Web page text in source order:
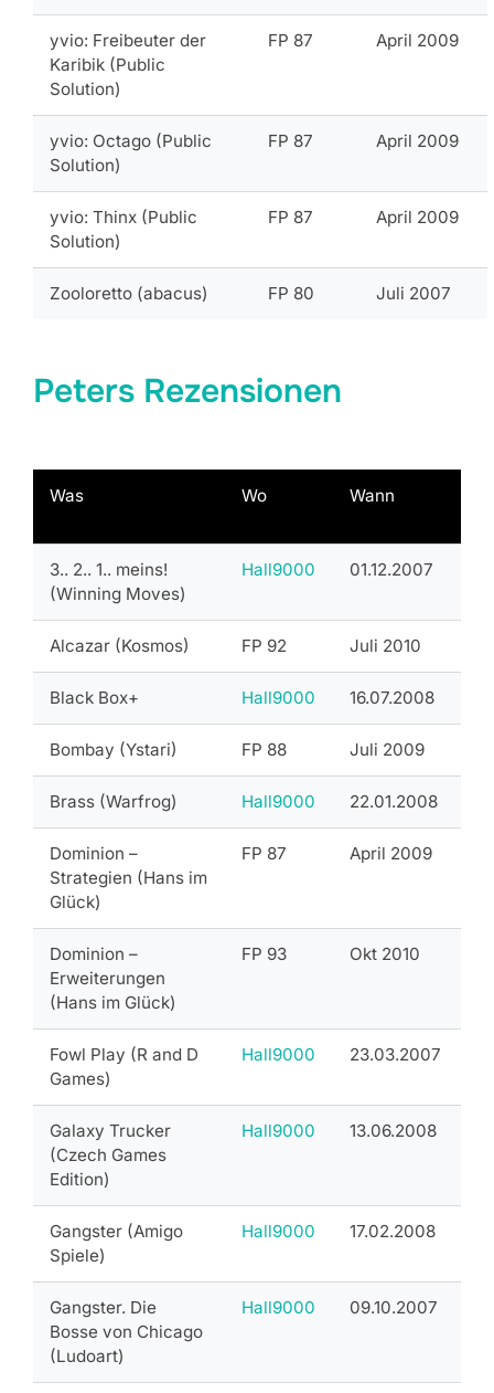
yvio: Freibeuter der
Karibik (Public
Solution)
FP 87 April 2009
yvio: Octago (Public
Solution)
FP 87 April 2009
yvio: Thinx (Public
Solution)
FP 87 April 2009
Zooloretto (abacus) FP 80 Juli 2007
Peters Rezensionen
Was Wo Wann
3.. 2.. 1.. meins!
(Winning Moves)
Hall9000 01.12.2007
Alcazar (Kosmos) FP 92 Juli 2010
Black Box+ Hall9000 16.07.2008
Bombay (Ystari) FP 88 Juli 2009
Brass (Warfrog) Hall9000 22.01.2008
Dominion –
Strategien (Hans im
Glück)
FP 87 April 2009
Dominion –
Erweiterungen
(Hans im Glück)
FP 93 Okt 2010
Fowl Play (R and D
Games)
Hall9000 23.03.2007
Galaxy Trucker
(Czech Games
Edition)
Hall9000 13.06.2008
Gangster (Amigo
Spiele)
Hall9000 17.02.2008
Gangster. Die
Bosse von Chicago
(Ludoart)
Hall9000 09.10.2007